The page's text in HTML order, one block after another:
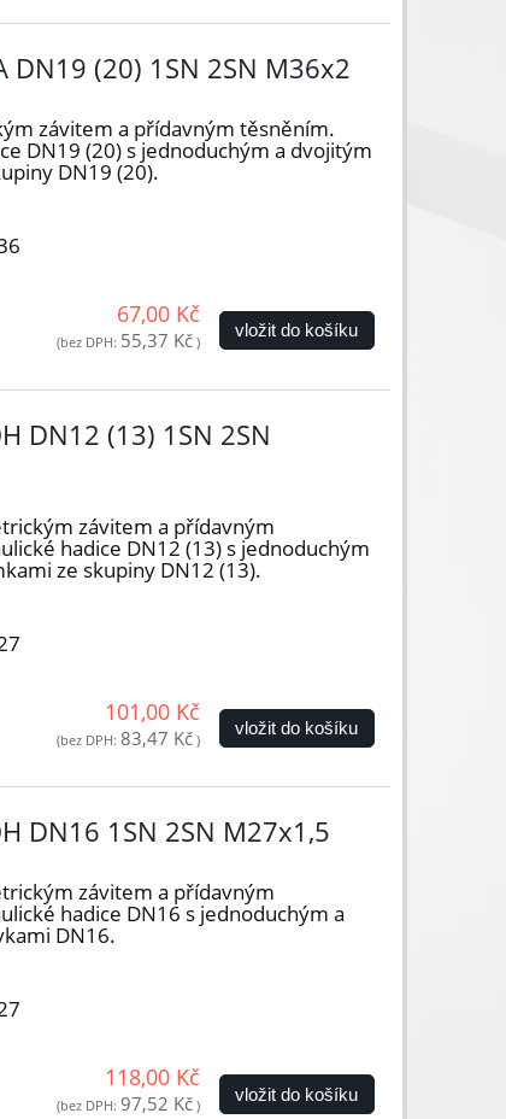
DN19 (20) 1SN 2SN M36x2
závitem a přídavným těsněním.
DN19 (20) s jednoduchým a dvojitým
DN19 (20).
67,00 Kč
(bez DPH: 55,37 Kč)
vložit do košíku
DN12 (13) 1SN 2SN
závitem a přídavným
hadice DN12 (13) s jednoduchým
ze skupiny DN12 (13).
101,00 Kč
(bez DPH: 83,47 Kč)
vložit do košíku
DN16 1SN 2SN M27x1,5
závitem a přídavným
hadice DN16 s jednoduchým a
DN16.
118,00 Kč
(bez DPH: 97,52 Kč)
vložit do košíku